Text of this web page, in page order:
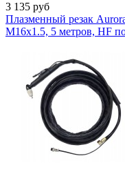
3 135 руб
Плазменный резак
M16x1.5, 5 метров, HF